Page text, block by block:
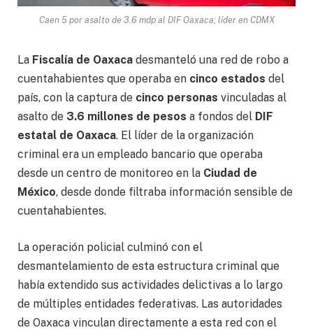
Caen 5 por asalto de 3.6 mdp al DIF Oaxaca; líder en CDMX
La Fiscalía de Oaxaca desmanteló una red de robo a
cuentahabientes que operaba en cinco estados del
país, con la captura de cinco personas vinculadas al
asalto de 3.6 millones de pesos a fondos del DIF
estatal de Oaxaca. El líder de la organización
criminal era un empleado bancario que operaba
desde un centro de monitoreo en la Ciudad de
México, desde donde filtraba información sensible de
cuentahabientes.
La operación policial culminó con el
desmantelamiento de esta estructura criminal que
había extendido sus actividades delictivas a lo largo
de múltiples entidades federativas. Las autoridades
de Oaxaca vinculan directamente a esta red con el